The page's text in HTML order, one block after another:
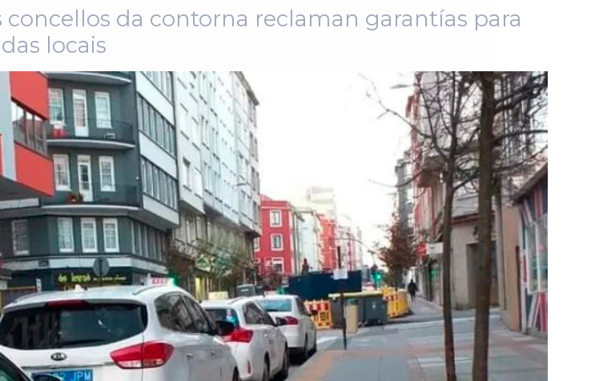
da contorna reclaman garantías para
locais